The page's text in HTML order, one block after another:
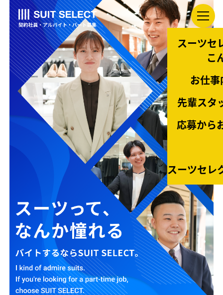
スーツセ
こ
お仕
先輩スタ
応募から
スーツセレ